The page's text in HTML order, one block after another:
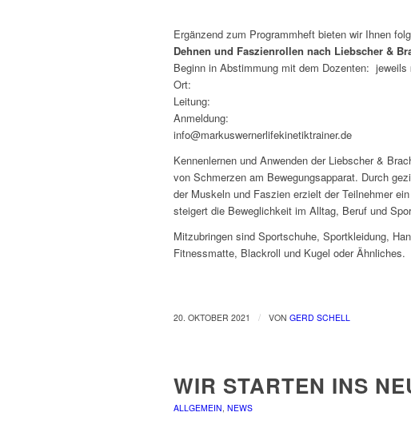
Ergänzend zum Programmheft bieten wir Ihnen
Dehnen und Faszienrollen nach Liebscher &
Beginn in Abstimmung mit dem Dozenten: jeweils
Ort: Kleine Sporthalle
Leitung: Markus
Anmeldung: 0151
info@markuswernerlifekinetiktrainer.de
Kennenlernen und Anwenden der Liebscher &
von Schmerzen am Bewegungsapparat. Durch
der Muskeln und Faszien erzielt der Teilnehmer
steigert die Beweglichkeit im Alltag, Beruf und
Mitzubringen sind Sportschuhe, Sportkleidung,
Fitnessmatte, Blackroll und Kugel oder Ähnliches.
20. OKTOBER 2021 / VON GERD SCHELL
WIR STARTEN INS
ALLGEMEIN, NEWS